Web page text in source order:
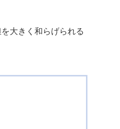
大きく和らげられる